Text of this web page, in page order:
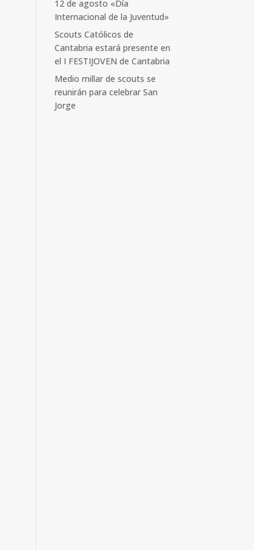
12 de agosto «Día
Internacional de la Juventud»
Scouts Católicos de
Cantabria estará presente en
el I FESTIJOVEN de Cantabria
Medio millar de scouts se
reunirán para celebrar San
Jorge